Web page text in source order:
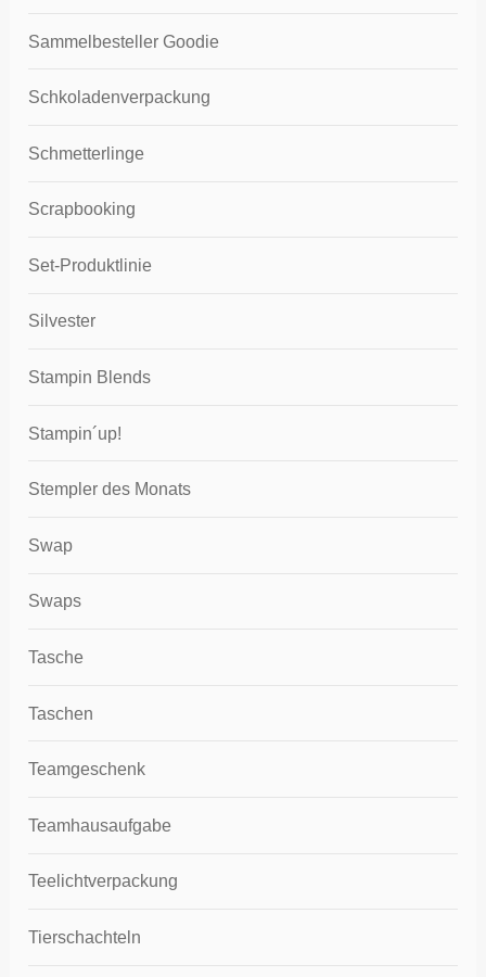
Sammelbesteller Goodie
Schkoladenverpackung
Schmetterlinge
Scrapbooking
Set-Produktlinie
Silvester
Stampin Blends
Stampin´up!
Stempler des Monats
Swap
Swaps
Tasche
Taschen
Teamgeschenk
Teamhausaufgabe
Teelichtverpackung
Tierschachteln